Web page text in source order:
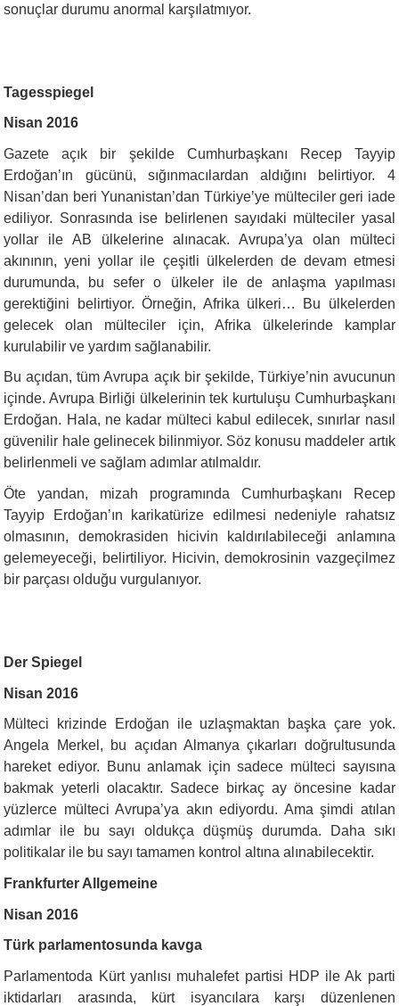
sonuçlar durumu anormal karşılatmıyor.
Tagesspiegel
Nisan 2016
Gazete açık bir şekilde Cumhurbaşkanı Recep Tayyip
Erdoğan’ın gücünü, sığınmacılardan aldığını belirtiyor. 4
Nisan’dan beri Yunanistan’dan Türkiye’ye mülteciler geri iade
ediliyor. Sonrasında ise belirlenen sayıdaki mülteciler yasal
yollar ile AB ülkelerine alınacak. Avrupa’ya olan mülteci
akınının, yeni yollar ile çeşitli ülkelerden de devam etmesi
durumunda, bu sefer o ülkeler ile de anlaşma yapılması
gerektiğini belirtiyor. Örneğin, Afrika ülkeri… Bu ülkelerden
gelecek olan mülteciler için, Afrika ülkelerinde kamplar
kurulabilir ve yardım sağlanabilir.
Bu açıdan, tüm Avrupa açık bir şekilde, Türkiye’nin avucunun
içinde. Avrupa Birliği ülkelerinin tek kurtuluşu Cumhurbaşkanı
Erdoğan. Hala, ne kadar mülteci kabul edilecek, sınırlar nasıl
güvenilir hale gelinecek bilinmiyor. Söz konusu maddeler artık
belirlenmeli ve sağlam adımlar atılmaldır.
Öte yandan, mizah programında Cumhurbaşkanı Recep
Tayyip Erdoğan’ın karikatürize edilmesi nedeniyle rahatsız
olmasının, demokrasiden hicivin kaldırılabileceği anlamına
gelemeyeceği, belirtiliyor. Hicivin, demokrosinin vazgeçilmez
bir parçası olduğu vurgulanıyor.
Der Spiegel
Nisan 2016
Mülteci krizinde Erdoğan ile uzlaşmaktan başka çare yok.
Angela Merkel, bu açıdan Almanya çıkarları doğrultusunda
hareket ediyor. Bunu anlamak için sadece mülteci sayısına
bakmak yeterli olacaktır. Sadece birkaç ay öncesine kadar
yüzlerce mülteci Avrupa’ya akın ediyordu. Ama şimdi atılan
adımlar ile bu sayı oldukça düşmüş durumda. Daha sıkı
politikalar ile bu sayı tamamen kontrol altına alınabilecektir.
Frankfurter Allgemeine
Nisan 2016
Türk parlamentosunda kavga
Parlamentoda Kürt yanlısı muhalefet partisi HDP ile Ak parti
iktidarları arasında, kürt isyancılara karşı düzenlenen